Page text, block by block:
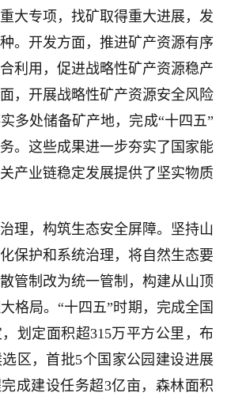
大专项，找矿取得重大进展，发
。开发方面，推进矿产资源有序
利用，促进战略性矿产资源稳产
，开展战略性矿产资源安全风险
多处储备矿产地，完成“十四五”
。这些成果进一步夯实了国家能
产业链稳定发展提供了坚实物质
，构筑生态安全屏障。坚持山
保护和系统治理，将自然生态要
管制改为统一管制，构建从山顶
格局。“十四五”时期，完成全国
划定面积超315万平方公里，布
区，首批5个国家公园建设进展
成建设任务超3亿亩，森林面积